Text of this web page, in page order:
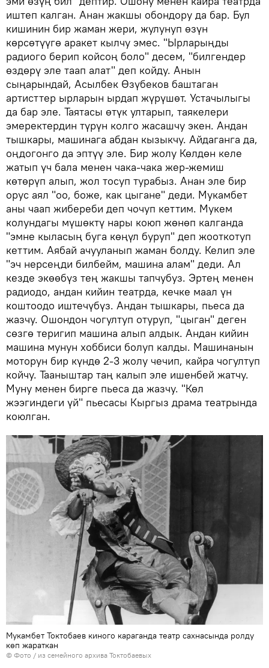
иштеп калган. Анан жакшы обондору да бар. Бул
кишинин бир жаман жери, жулунуп өзүн
көрсөтүүгө аракет кылчу эмес. "Ырларыңды
радиого берип койсоң боло" десем, "билгендер
өздөрү эле таап алат" деп койду. Анын
сыңарындай, Асылбек Өзүбеков баштаган
артисттер ырларын ырдап жүрүшөт. Устачылыгы
да бар эле. Таятасы өтүк ултарып, таякелери
эмеректердин түрүн колго жасашчу экен. Андан
тышкары, машинага абдан кызыкчу. Айдаганга да,
оңдогонго да эптүү эле. Бир жолу Көлдөн келе
жатып үч бала менен чака-чака жер-жемиш
көтөрүп алып, жол тосуп турабыз. Анан эле бир
орус аял "оо, боже, как цыгане" деди. Мукамбет
аны чаап жибереби деп чочуп кеттим. Мукем
колундагы мүшөктү нары коюп жөнөп калганда
"эмне кыласың буга көңүл буруп" деп жооткотуп
кеттим. Аябай ачууланып жаман болду. Келип эле
"эч нерсеңди билбейм, машина алам" деди. Ал
кезде экөөбүз тең жакшы тапчубуз. Эртең менен
радиодо, андан кийин театрда, кечке маал үн
коштоодо иштечүбүз. Андан тышкары, пьеса да
жазчу. Ошондон чогултуп отуруп, "цыган" деген
сөзгө теригип машина алып алдык. Андан кийин
машина мунун хоббиси болуп калды. Машинанын
моторун бир күндө 2-3 жолу чечип, кайра чогултуп
койчу. Тааныштар таң калып эле ишенбей жатчу.
Муну менен бирге пьеса да жазчу. "Көл
жээгиндеги үй" пьесасы Кыргыз драма театрында
коюлган.
Мукамбет Токтобаев киного караганда театр сахнасында ролду
көп жараткан
© Фото / из семейного архива Токтобаевых